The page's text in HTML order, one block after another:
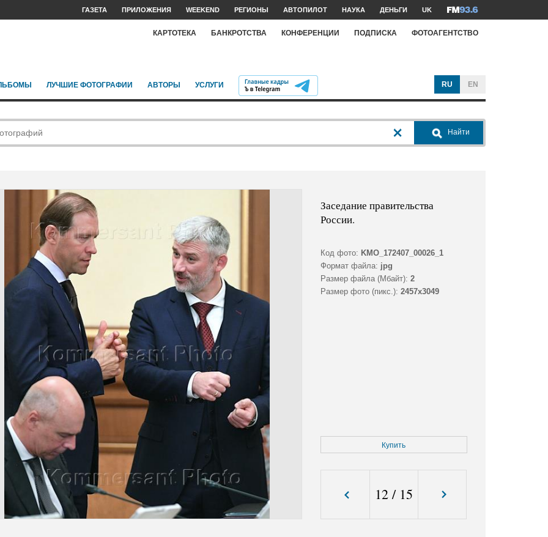
ГАЗЕТА ПРИЛОЖЕНИЯ WEEKEND РЕГИОНЫ АВТОПИЛОТ НАУКА ДЕНЬГИ UK
КАРТОТЕКА БАНКРОТСТВА КОНФЕРЕНЦИИ ПОДПИСКА ФОТОАГЕНТСТВО
ЛУЧШИЕ ФОТОГРАФИИ АВТОРЫ УСЛУГИ RU EN
Найти
Заседание правительства
России.
Код фото: KMO_172407_00026_1
Формат файла: jpg
Размер файла (Мбайт): 2
Размер фото (пикс.): 2457x3049
Купить
12/ 15